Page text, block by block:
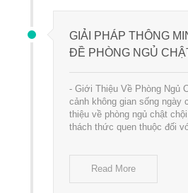
GIẢI PHÁP THÔNG
ĐỀ PHÒNG NGỦ
- Giới Thiệu Về Phòng Ngủ
cảnh không gian sống ngày
thiệu về phòng ngủ chật
thách thức quen thuộc đối
Read More